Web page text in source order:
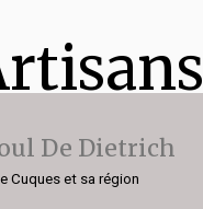
De Dietrich
Cuques et sa région